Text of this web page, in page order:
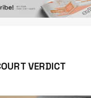
VERDICT